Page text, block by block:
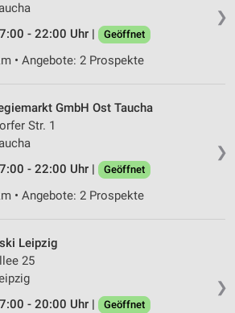
❯
- 22:00 Uhr |
Geöffnet
• Angebote: 2 Prospekte
❯
GmbH Ost Taucha
Str. 1
- 22:00 Uhr |
Geöffnet
• Angebote: 2 Prospekte
❯
Leipzig
25
- 20:00 Uhr |
Geöffnet